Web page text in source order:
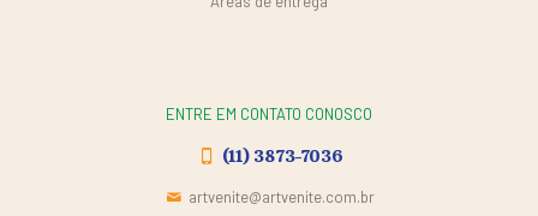
ENTRE EM CONTATO CONOSCO
(11) 3873-7036
artvenite@artvenite.com.br